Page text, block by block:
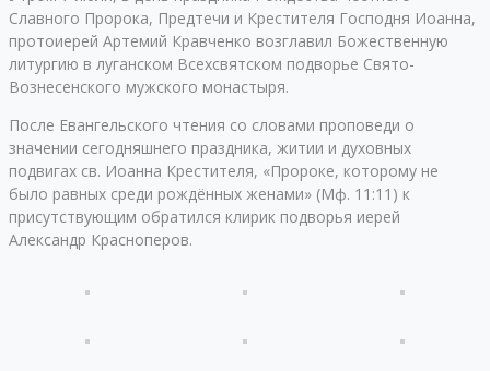
Славного Пророка, Предтечи и Крестителя Господня Иоанна,
протоиерей Артемий Кравченко возглавил Божественную
литургию в луганском Всехсвятском подворье Свято-
Вознесенского мужского монастыря.
После Евангельского чтения со словами проповеди о
значении сегодняшнего праздника, житии и духовных
подвигах св. Иоанна Крестителя, «Пророке, которому не
было равных среди рождённых женами» (Мф. 11:11) к
присутствующим обратился клирик подворья иерей
Александр Красноперов.